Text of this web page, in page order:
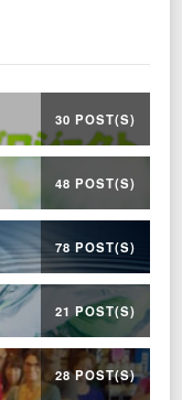
30 POST(S)
48 POST(S)
78 POST(S)
21 POST(S)
28 POST(S)